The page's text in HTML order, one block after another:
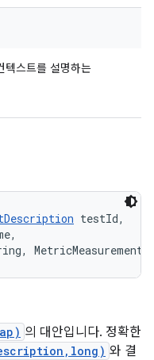
텍스트를 설명하는
testId,
의 대안입니다. 정확한
와 결